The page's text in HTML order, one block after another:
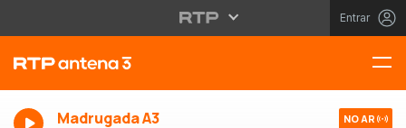
Entrar
Madrugada A3 NO AR